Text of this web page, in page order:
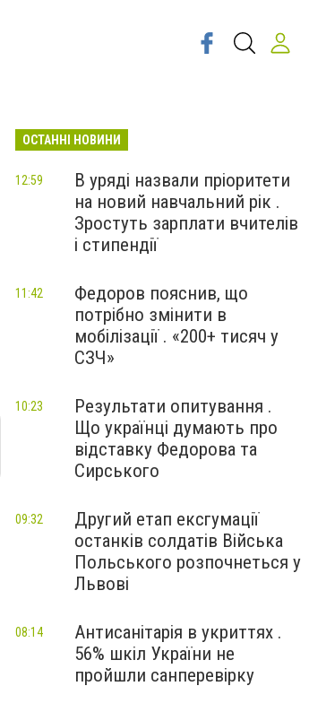
ОСТАННІ НОВИНИ
В уряді назвали пріоритети
на новий навчальний рік .
Зростуть зарплати вчителів
і стипендії
12:59
Федоров пояснив, що
потрібно змінити в
мобілізації . «200+ тисяч у
СЗЧ»
11:42
Результати опитування .
Що українці думають про
відставку Федорова та
Сирського
10:23
Другий етап ексгумації
останків солдатів Війська
Польського розпочнеться у
Львові
09:32
Антисанітарія в укриттях .
56% шкіл України не
пройшли санперевірку
08:14